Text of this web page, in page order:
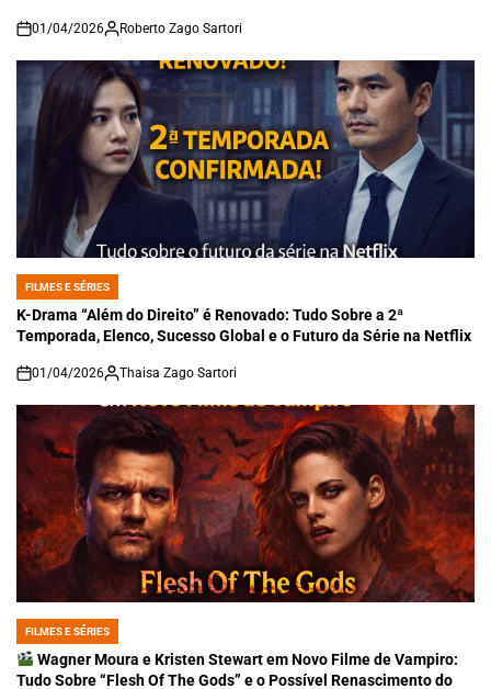
on
01/04/2026 Roberto Zago Sartori
POSTED
IN
FILMES E SÉRIES
K-Drama “Além do Direito” é Renovado: Tudo Sobre a 2ª
Temporada, Elenco, Sucesso Global e o Futuro da Série na Netflix
on
01/04/2026 Thaisa Zago Sartori
POSTED
IN
FILMES E SÉRIES
Wagner Moura e Kristen Stewart em Novo Filme de Vampiro:
Tudo Sobre “Flesh Of The Gods” e o Possível Renascimento do